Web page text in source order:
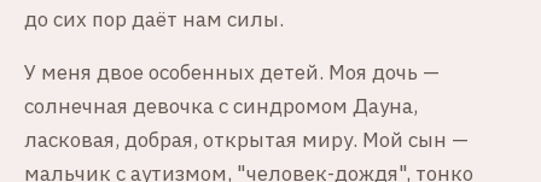
до сих пор даёт нам силы.
У меня двое особенных детей. Моя дочь —
солнечная девочка с синдромом Дауна,
ласковая, добрая, открытая миру. Мой сын —
мальчик с аутизмом, "человек-дождя", тонко